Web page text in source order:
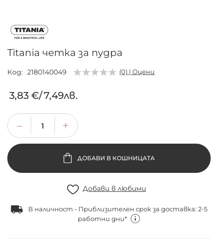
на
със
Titania четка за пудра
Код 2180140049 (0) | Оцени
3,83 €/7,49лв.
ДОБАВИ В КОШНИЦАТА
Добави в любими
В наличност - Приблизителен срок за доставка: 2-5
работни дни*